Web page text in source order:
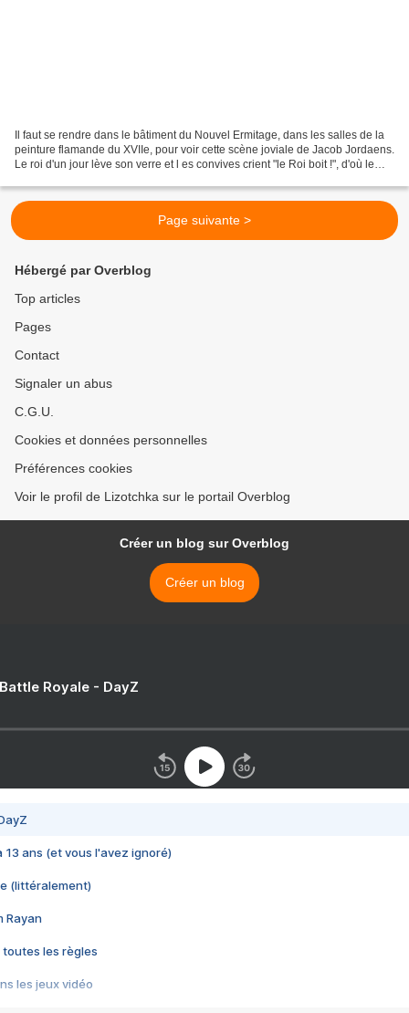
Il faut se rendre dans le bâtiment du Nouvel Ermitage, dans les salles de la
peinture flamande du XVIIe, pour voir cette scène joviale de Jacob Jordaens.
Le roi d'un jour lève son verre et l es convives crient "le Roi boit !", d'où le
Page suivante >
Hébergé par Overblog
Top articles
Pages
Contact
Signaler un abus
C.G.U.
Cookies et données personnelles
Préférences cookies
Voir le profil de Lizotchka sur le portail Overblog
Créer un blog sur Overblog
Créer un blog
Royale - DayZ
13 ans (et vous l'avez ignoré)
(littéralement)
Rayan
toutes les règles
les jeux vidéo